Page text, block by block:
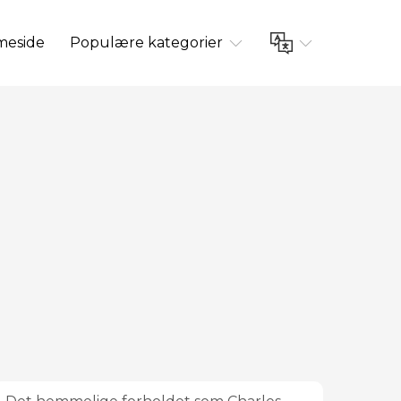
Populære kategorier